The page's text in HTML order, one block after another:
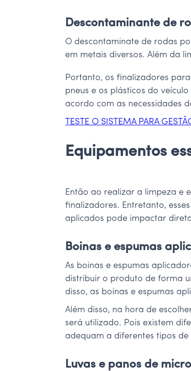
Descontaminante de
O descontaminate de rodas
em metais diversos. Além da
Portanto, os finalizadores
pneus e os plásticos do
acordo com as necessidades
TESTE O SISTEMA PARA
Equipamentos
Então ao realizar a limpeza e
finalizadores. Entretanto,
aplicados pode impactar
Boinas e espumas
As boinas e espumas
distribuir o produto de forma
disso, as boinas e espumas
Além disso, na hora de
será utilizado. Pois existem
adequam a diferentes tipos
Luvas e panos de